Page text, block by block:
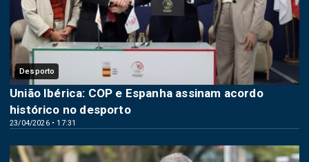
Desporto
23/04/2026 • 17:31
União Ibérica: COP e Espanha assinam acordo
histórico no desporto